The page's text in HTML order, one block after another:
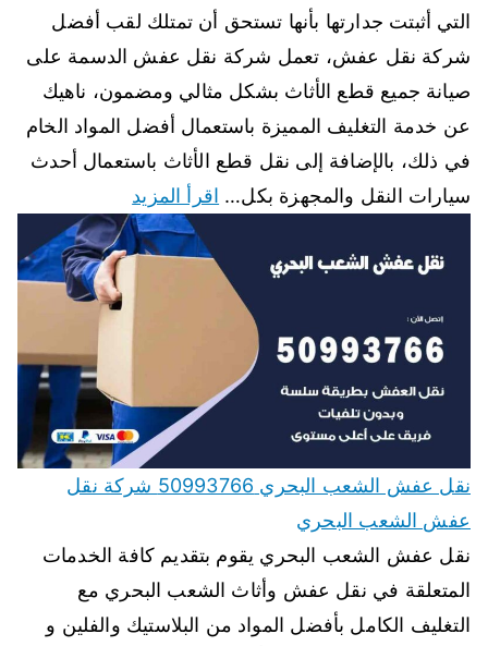
التي أثبتت جدارتها بأنها تستحق أن تمتلك لقب أفضل
شركة نقل عفش، تعمل شركة نقل عفش الدسمة على
صيانة جميع قطع الأثاث بشكل مثالي ومضمون، ناهيك
عن خدمة التغليف المميزة باستعمال أفضل المواد الخام
في ذلك، بالإضافة إلى نقل قطع الأثاث باستعمال أحدث
سيارات النقل والمجهزة بكل… اقرأ المزيد
نقل عفش الشعب البحري 50993766 شركة نقل
عفش الشعب البحري
نقل عفش الشعب البحري يقوم بتقديم كافة الخدمات
المتعلقة في نقل عفش وأثاث الشعب البحري مع
التغليف الكامل بأفضل المواد من البلاستيك والفلين و